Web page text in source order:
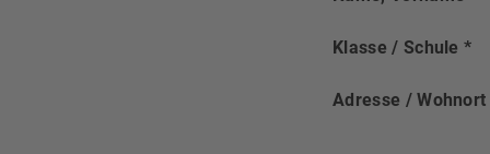
Klasse / Schule *
Adresse / Wohnort